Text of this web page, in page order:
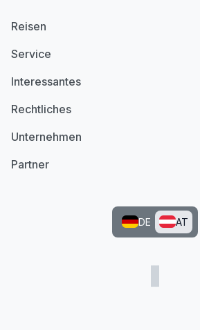
Reisen
Service
Interessantes
Rechtliches
Unternehmen
Partner
DE AT